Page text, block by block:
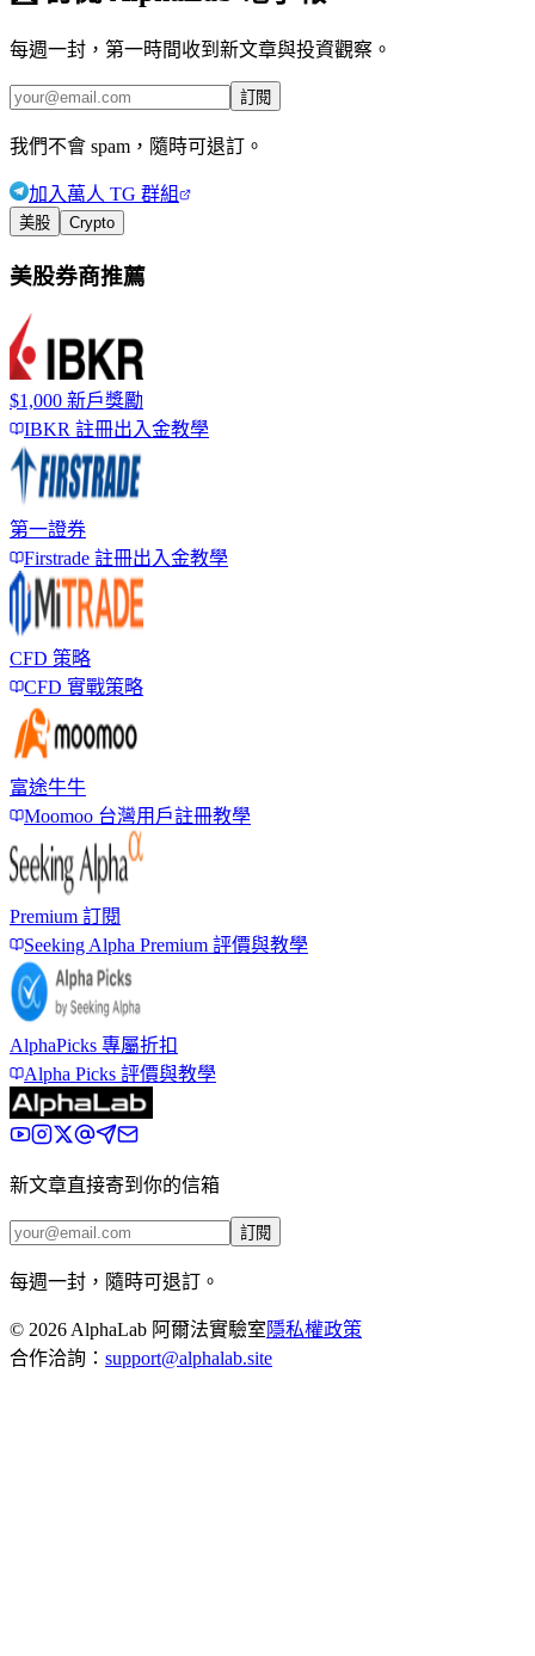
每週一封，第一時間收到新文章與投資觀察。
訂閱
我們不會 spam，隨時可退訂。
加入萬人 TG 群組
美股 Crypto
美股券商推薦
$1,000 新戶獎勵
IBKR 註冊出入金教學
第一證券
Firstrade 註冊出入金教學
CFD 策略
CFD 實戰策略
富途牛牛
Moomoo 台灣用戶註冊教學
Premium 訂閱
Seeking Alpha Premium 評價與教學
AlphaPicks 專屬折扣
Alpha Picks 評價與教學
新文章直接寄到你的信箱
訂閱
每週一封，隨時可退訂。
© 2026 AlphaLab 阿爾法實驗室隱私權政策
合作洽詢： support@alphalab.site